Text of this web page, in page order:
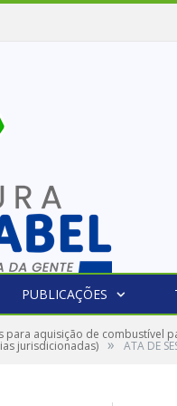
PUBLICAÇÕES
para aquisição de
jurisdicionadas) » ATA DE